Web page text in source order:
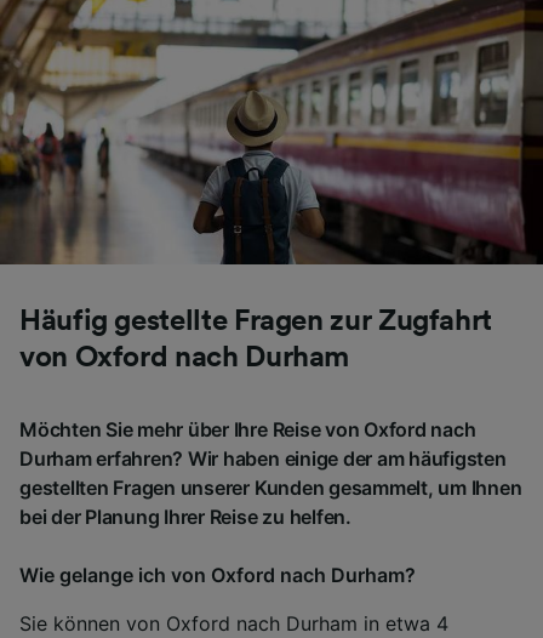
Häufig gestellte Fragen zur Zugfahrt
von Oxford nach Durham
Möchten Sie mehr über Ihre Reise von Oxford nach
Durham erfahren? Wir haben einige der am häufigsten
gestellten Fragen unserer Kunden gesammelt, um Ihnen
bei der Planung Ihrer Reise zu helfen.
Wie gelange ich von Oxford nach Durham?
Sie können von Oxford nach Durham in etwa 4